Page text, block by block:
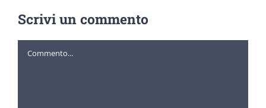
Scrivi un commento
Commento